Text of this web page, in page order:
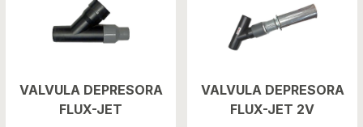
VALVULA DEPRESORA
FLUX-JET
VALVULA DEPRESORA
FLUX-JET 2V